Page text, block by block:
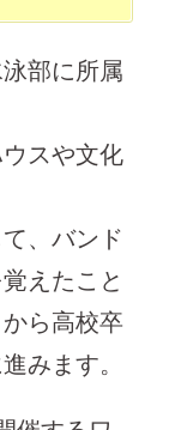
部に所属
スや文化
、バンド
えたこと
ら高校卒
みます。